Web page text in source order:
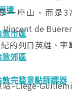
遭
敦市區
敦郊區
敦完整景點篩選器
一座山，而是
de
的列日英雄、
–Liege-